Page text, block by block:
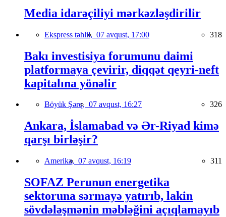
Media idarəçiliyi mərkəzləşdirilir
Ekspress təhlil, 07 avqust, 17:00 318
Bakı investisiya forumunu daimi
platformaya çevirir, diqqət qeyri-neft
kapitalına yönəlir
Böyük Şərq, 07 avqust, 16:27 326
Ankara, İslamabad və Ər-Riyad kimə
qarşı birləşir?
Amerika, 07 avqust, 16:19 311
SOFAZ Perunun energetika
sektoruna sərmayə yatırıb, lakin
sövdələşmənin məbləğini açıqlamayıb